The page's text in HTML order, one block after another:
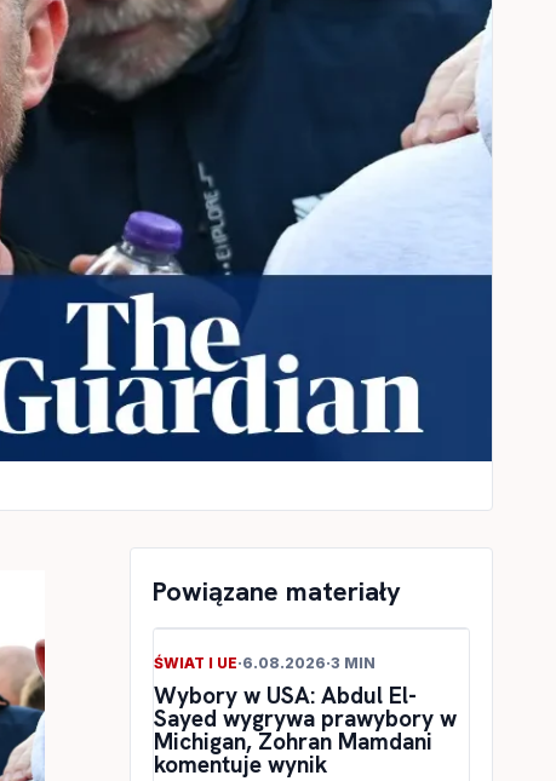
Powiązane materiały
ŚWIAT I UE·6.08.2026·3 MIN
Wybory w USA: Abdul El-
Sayed wygrywa prawybory w
Michigan, Zohran Mamdani
komentuje wynik